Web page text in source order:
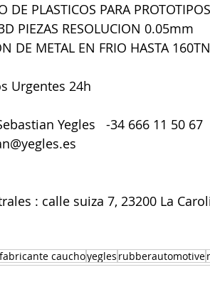
DE PLASTICOS PARA
PIEZAS RESOLUCION 0.05mm
DE METAL EN FRIO HASTA 160TN
Urgentes 24h
Yegles   -34 666 11 50 67
: calle suiza 7, 23200 La
fabricante cauchoyegles rubberautomotive